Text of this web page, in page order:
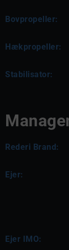
Bovpropeller:
Hækpropeller:
Stabilisator:
Rederi Brand:
Ejer:
Ejer IMO: